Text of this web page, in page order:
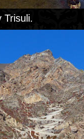
Trisuli.